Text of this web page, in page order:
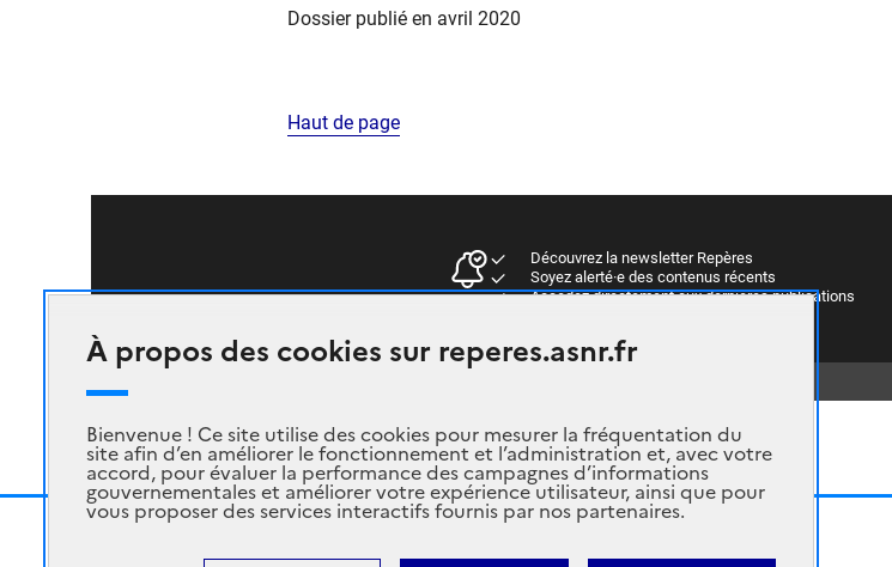
À propos des cookies sur reperes.asnr.fr
Bienvenue ! Ce site utilise des cookies pour mesurer la fréquentation du
site afin d’en améliorer le fonctionnement et l’administration et, avec votre
accord, pour évaluer la performance des campagnes d’informations
gouvernementales et améliorer votre expérience utilisateur, ainsi que pour
vous proposer des services interactifs fournis par nos partenaires.
Dossier publié en avril 2020
Haut de page
Découvrez la newsletter Repères
Soyez alerté·e des contenus récents
Accédez directement aux dernières publications